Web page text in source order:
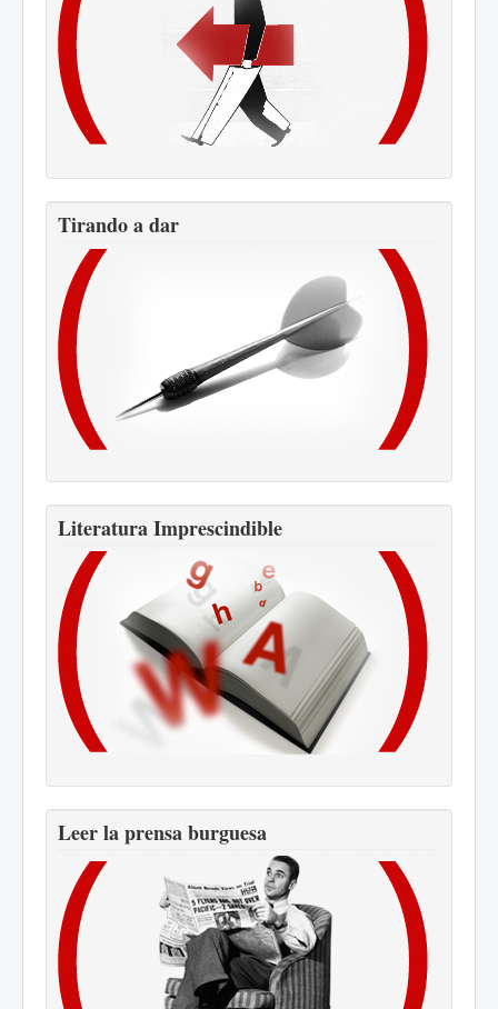
Tirando a dar
Literatura Imprescindible
Leer la prensa burguesa